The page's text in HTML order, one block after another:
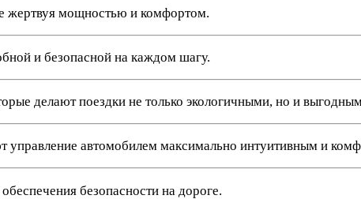
жертвуя мощностью и комфортом.
и безопасной на каждом шагу.
делают поездки не только экологичными, но и
автомобилем максимально интуитивным и
безопасности на дороге.